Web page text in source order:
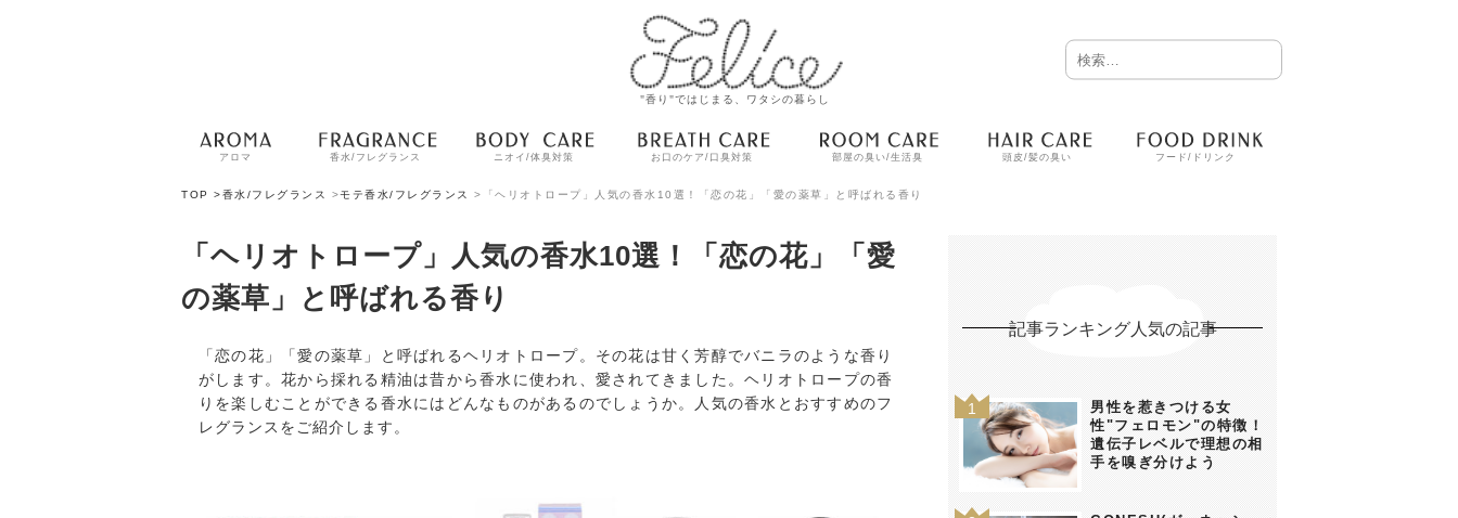
"香り"ではじまる、ワタシの暮らし
アロマ 香水/フレグランス ニオイ/体臭対策 お口のケア/口臭対策 部屋の臭い/生活臭 頭皮/髪の臭い フード/ドリンク
TOP >香水/フレグランス >モテ香水/フレグランス > 「ヘリオトロープ」人気の香水10選！「恋の花」「愛の薬草」と呼ばれる香り
「ヘリオトロープ」人気の香水10選！「恋の花」「愛
の薬草」と呼ばれる香り
「恋の花」「愛の薬草」と呼ばれるヘリオトロープ。その花は甘く芳醇でバニラのような香り
がします。花から採れる精油は昔から香水に使われ、愛されてきました。ヘリオトロープの香
りを楽しむことができる香水にはどんなものがあるのでしょうか。人気の香水とおすすめのフ
レグランスをご紹介します。
記事ランキング人気の記事
男性を惹きつける女
性"フェロモン"の特徴！
遺伝子レベルで理想の相
手を嗅ぎ分けよう